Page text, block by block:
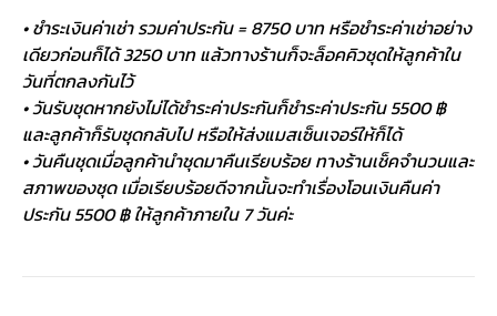
• ชำระเงินค่าเช่า รวมค่าประกัน = 8750 บาท หรือชำระค่าเช่าอย่าง
เดียวก่อนก็ได้ 3250 บาท แล้วทางร้านก็จะล็อคคิวชุดให้ลูกค้าใน
วันที่ตกลงกันไว้
• วันรับชุดหากยังไม่ได้ชำระค่าประกันก็ชำระค่าประกัน 5500 ฿
และลูกค้าก็รับชุดกลับไป หรือให้ส่งแมสเซ็นเจอร์ให้ก็ได้
• วันคืนชุดเมื่อลูกค้านำชุดมาคืนเรียบร้อย ทางร้านเช็คจำนวนและ
สภาพของชุด เมื่อเรียบร้อยดีจากนั้นจะทำเรื่องโอนเงินคืนค่า
ประกัน 5500 ฿ ให้ลูกค้าภายใน 7 วันค่ะ